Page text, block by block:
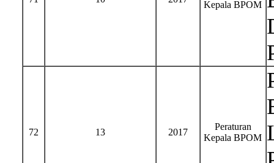
Kepala BPOM
72 13 2017
Peraturan
Kepala BPOM